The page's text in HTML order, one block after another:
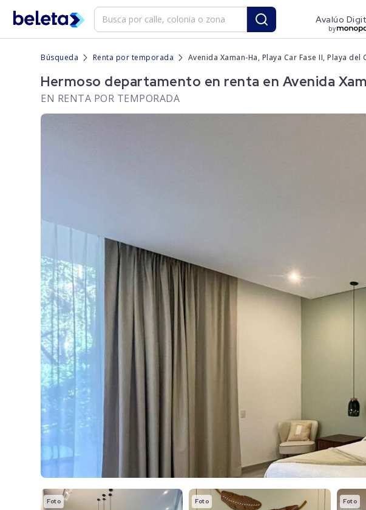
Avalúo
by
Búsqueda Renta por temporada Avenida Xaman-Ha, Playa Car Fase II, Playa del
Hermoso departamento en renta en Avenida
EN RENTA POR TEMPORADA
Foto Foto Foto